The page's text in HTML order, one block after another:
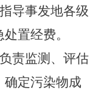
导事发地各级
置经费。
责监测、评估
确定污染物成